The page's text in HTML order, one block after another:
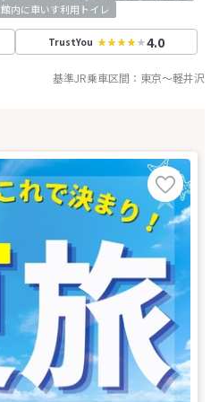
館内に車いす利用トイレ
TrustYou 4.0
基準JR乗車区間： 東京～軽井沢